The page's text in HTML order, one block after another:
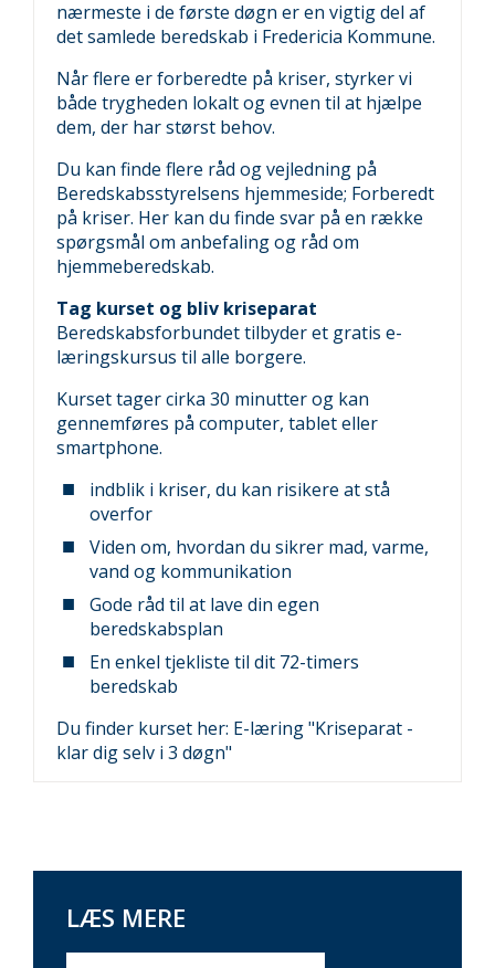
nærmeste i de første døgn er en vigtig del af
det samlede beredskab i Fredericia Kommune.
Når flere er forberedte på kriser, styrker vi
både trygheden lokalt og evnen til at hjælpe
dem, der har størst behov.
Du kan finde flere råd og vejledning på
Beredskabsstyrelsens hjemmeside; Forberedt
på kriser. Her kan du finde svar på en række
spørgsmål om anbefaling og råd om
hjemmeberedskab.
Tag kurset og bliv kriseparat
Beredskabsforbundet tilbyder et gratis e-
læringskursus til alle borgere.
Kurset tager cirka 30 minutter og kan
gennemføres på computer, tablet eller
smartphone.
indblik i kriser, du kan risikere at stå
overfor
Viden om, hvordan du sikrer mad, varme,
vand og kommunikation
Gode råd til at lave din egen
beredskabsplan
En enkel tjekliste til dit 72-timers
beredskab
Du finder kurset her: E-læring "Kriseparat -
klar dig selv i 3 døgn"
LÆS MERE